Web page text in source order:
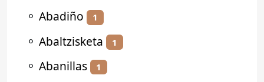
⚬ Abadiño 1
⚬ Abaltzisketa 1
⚬ Abanillas 1